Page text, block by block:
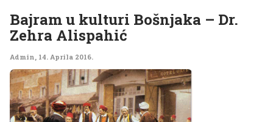
Bajram u kulturi Bošnjaka – Dr.
Zehra Alispahić
Admin, 14. Aprila 2016.